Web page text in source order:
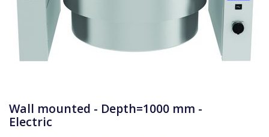
Wall mounted - Depth=1000 mm -
Electric